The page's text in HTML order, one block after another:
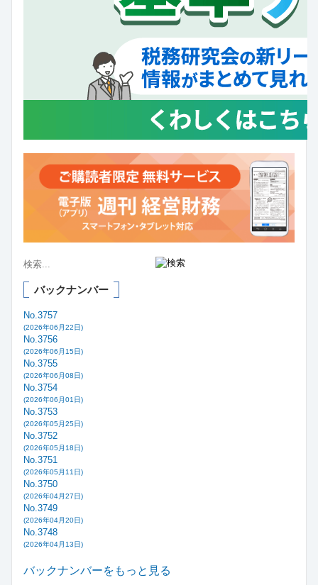
バックナンバー
No.3757
(2026年06月22日)
No.3756
(2026年06月15日)
No.3755
(2026年06月08日)
No.3754
(2026年06月01日)
No.3753
(2026年05月25日)
No.3752
(2026年05月18日)
No.3751
(2026年05月11日)
No.3750
(2026年04月27日)
No.3749
(2026年04月20日)
No.3748
(2026年04月13日)
バックナンバーをもっと見る